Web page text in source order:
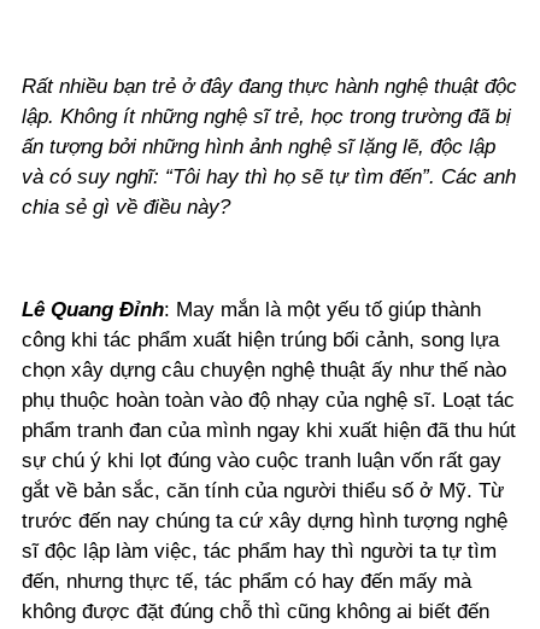
Rất nhiều bạn trẻ ở đây đang thực hành nghệ thuật độc
lập. Không ít những nghệ sĩ trẻ, học trong trường đã bị
ấn tượng bởi những hình ảnh nghệ sĩ lặng lẽ, độc lập
và có suy nghĩ: “Tôi hay thì họ sẽ tự tìm đến”. Các anh
chia sẻ gì về điều này?
Lê Quang Đỉnh: May mắn là một yếu tố giúp thành
công khi tác phẩm xuất hiện trúng bối cảnh, song lựa
chọn xây dựng câu chuyện nghệ thuật ấy như thế nào
phụ thuộc hoàn toàn vào độ nhạy của nghệ sĩ. Loạt tác
phẩm tranh đan của mình ngay khi xuất hiện đã thu hút
sự chú ý khi lọt đúng vào cuộc tranh luận vốn rất gay
gắt về bản sắc, căn tính của người thiểu số ở Mỹ. Từ
trước đến nay chúng ta cứ xây dựng hình tượng nghệ
sĩ độc lập làm việc, tác phẩm hay thì người ta tự tìm
đến, nhưng thực tế, tác phẩm có hay đến mấy mà
không được đặt đúng chỗ thì cũng không ai biết đến